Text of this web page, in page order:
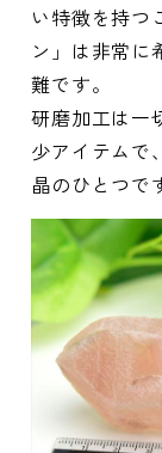
い特徴を持つ
ン」は非常に
難です。
研磨加工は一
少アイテムで
晶のひとつで